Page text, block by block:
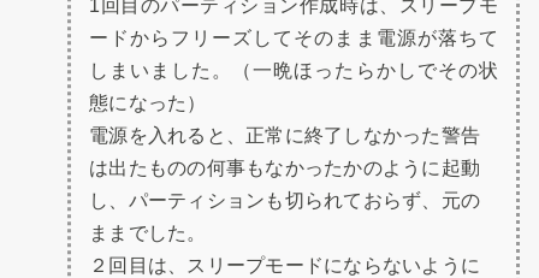
1回目のパーティション作成時は、スリープモ
ードからフリーズしてそのまま電源が落ちて
しまいました。（一晩ほったらかしでその状
態になった）
電源を入れると、正常に終了しなかった警告
は出たものの何事もなかったかのように起動
し、パーティションも切られておらず、元の
ままでした。
２回目は、スリープモードにならないように